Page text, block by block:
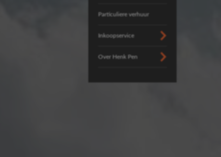
Particuliere verhuur
Inkoopservice
Over Henk Pen